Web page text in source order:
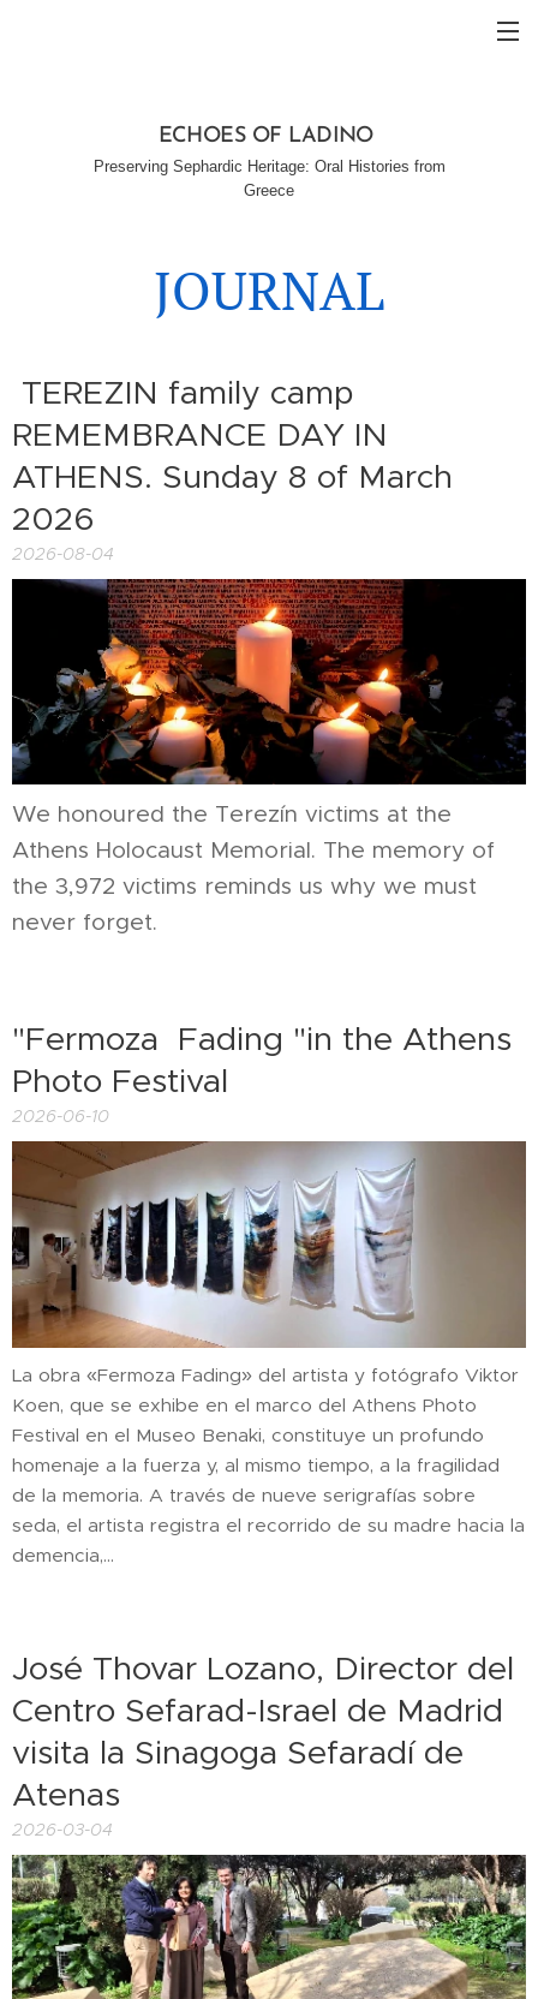
ECHOES OF LADINO
Preserving Sephardic Heritage: Oral Histories from
Greece
JOURNAL
TEREZIN family camp
REMEMBRANCE DAY IN
ATHENS. Sunday 8 of March
2026
2026-08-04
We honoured the Terezín victims at the
Athens Holocaust Memorial. The memory of
the 3,972 victims reminds us why we must
never forget.
"Fermoza Fading "in the Athens
Photo Festival
2026-06-10
La obra «Fermoza Fading» del artista y fotógrafo Viktor
Koen, que se exhibe en el marco del Athens Photo
Festival en el Museo Benaki, constituye un profundo
homenaje a la fuerza y, al mismo tiempo, a la fragilidad
de la memoria. A través de nueve serigrafías sobre
seda, el artista registra el recorrido de su madre hacia la
demencia,...
José Thovar Lozano, Director del
Centro Sefarad-Israel de Madrid
visita la Sinagoga Sefaradí de
Atenas
2026-03-04